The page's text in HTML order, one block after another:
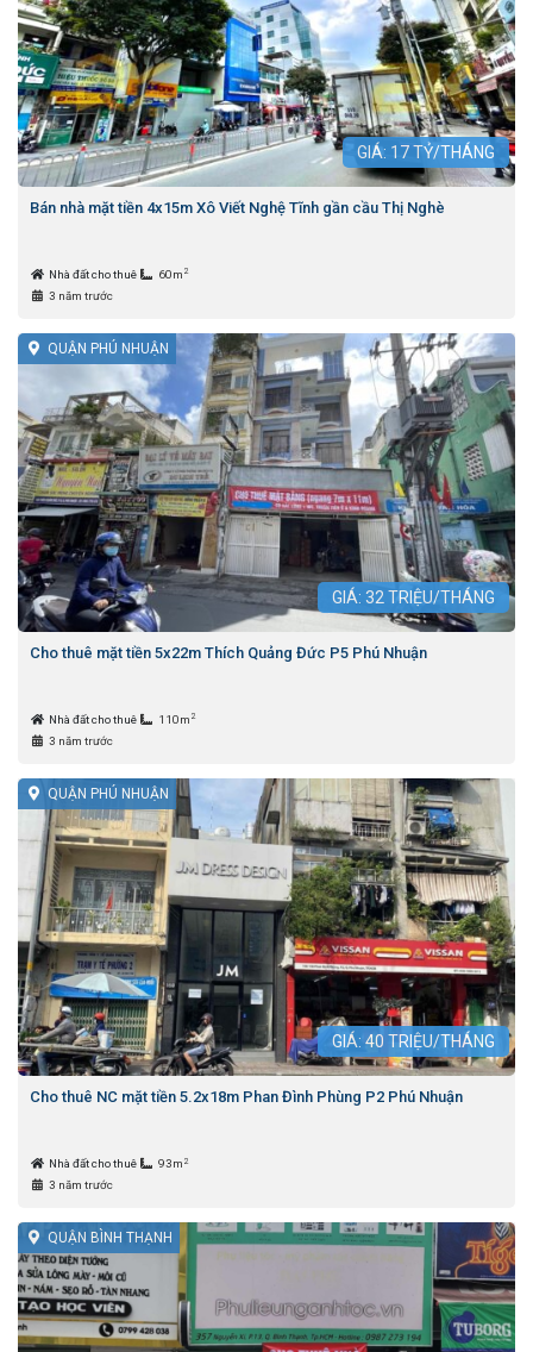
GIÁ: 17TỶ/THÁNG
Bán nhà mặt tiền 4x15m Xô Viết Nghệ Tĩnh gần cầu Thị Nghè
Nhà đất cho thuê 60m 2
3 năm trước
QUẬN PHÚ NHUẬN
GIÁ: 32 TRIỆU/THÁNG
Cho thuê mặt tiền 5x22m Thích Quảng Đức P5 Phú Nhuận
Nhà đất cho thuê 110m 2
3 năm trước
QUẬN PHÚ NHUẬN
GIÁ: 40 TRIỆU/THÁNG
Cho thuê NC mặt tiền 5.2x18m Phan Đình Phùng P2 Phú Nhuận
Nhà đất cho thuê 93m 2
3 năm trước
QUẬN BÌNH THẠNH